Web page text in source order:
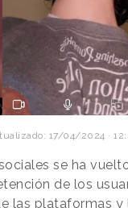
17/04/2024 ·
se ha
de los
las plataformas